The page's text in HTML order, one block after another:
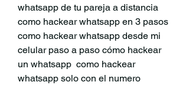
whatsapp de tu pareja a distancia
como hackear whatsapp en 3 pasos
como hackear whatsapp desde mi
celular paso a paso cómo hackear
un whatsapp  como hackear
whatsapp solo con el numero